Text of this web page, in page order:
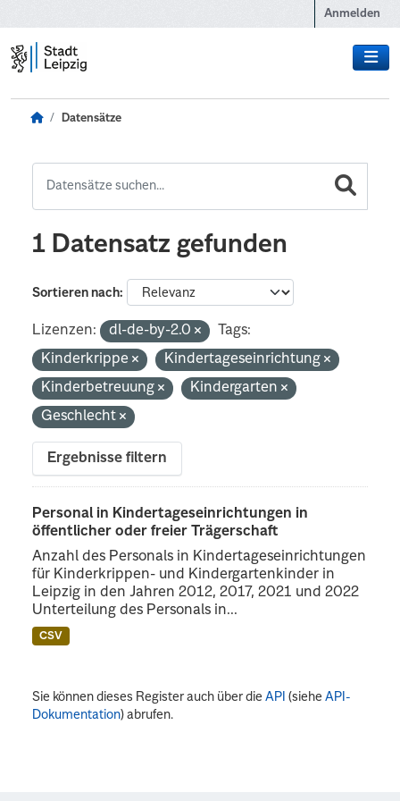
Anmelden
Datensätze
1 Datensatz gefunden
Sortieren nach
Lizenzen: dl-de-by-2.0
Tags:
Kinderkrippe
Kindertageseinrichtung
Kinderbetreuung
Kindergarten
Geschlecht
Ergebnisse filtern
Personal in Kindertageseinrichtungen in
öffentlicher oder freier Trägerschaft
Anzahl des Personals in Kindertageseinrichtungen
für Kinderkrippen- und Kindergartenkinder in
Leipzig in den Jahren 2012, 2017, 2021 und 2022
Unterteilung des Personals in...
CSV
Sie können dieses Register auch über dieAPI (sieheAPI-
Dokumentation) abrufen.